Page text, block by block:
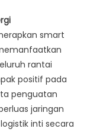
smart
rantai
positif pada
penguatan
jaringan
inti secara